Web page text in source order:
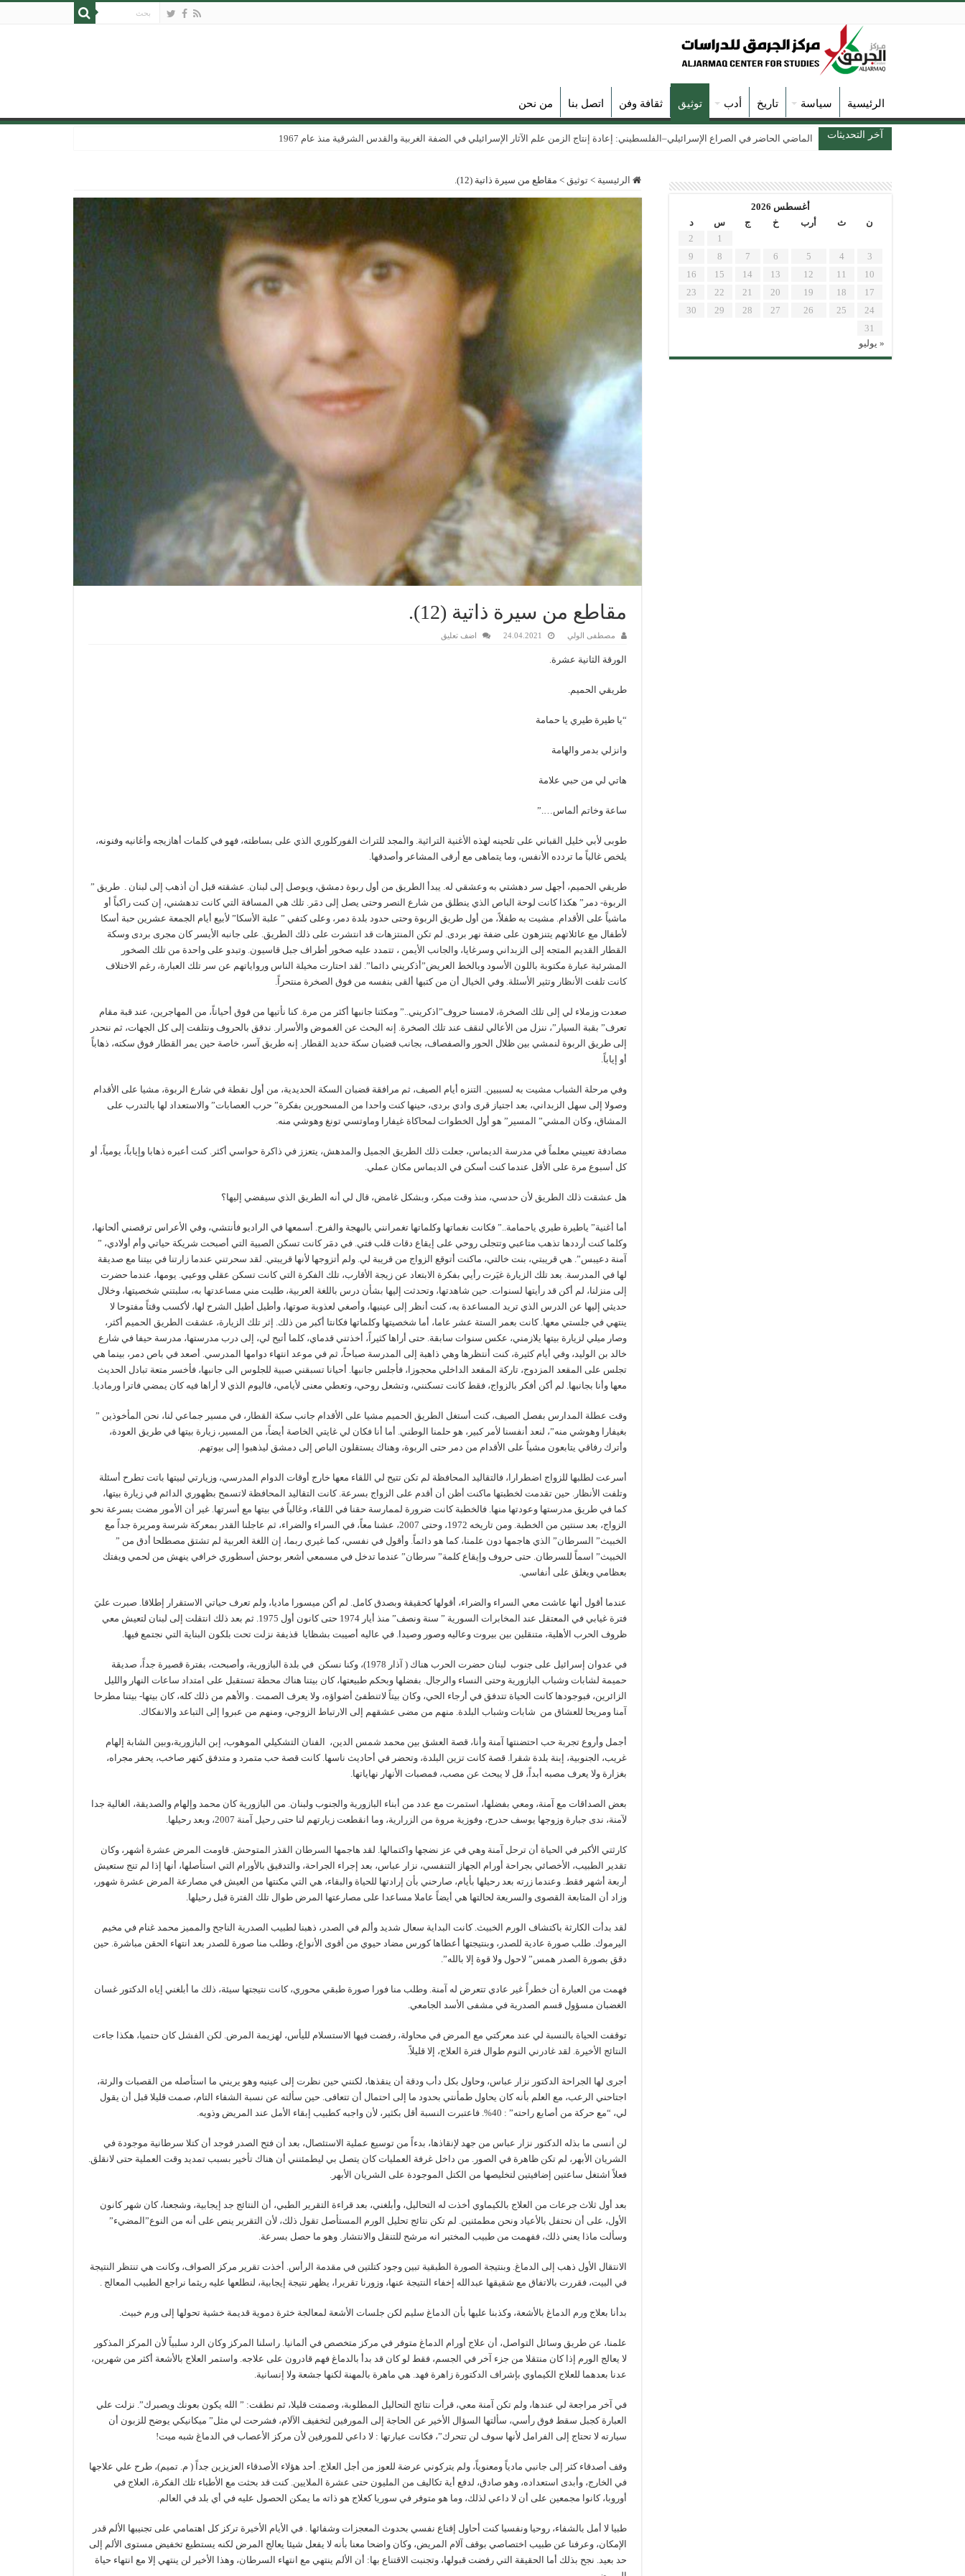
الرئيسية سياسة تاريخ أدب توثيق ثقافة وفن اتصل بنا من نحن
آخر التحديثات الماضي الحاضر في الصراع الإسرائيلي–الفلسطيني: إعادة إنتاج الزمن علم الآثار الإسرائيلي في الضفة الغربية والقدس الشرقية منذ عام 1967
الرئيسية > توثيق > مقاطع من سيرة ذاتية (12).
مقاطع من سيرة ذاتية (12).
مصطفى الولي 24.04.2021 اضف تعليق
الورقة الثانية عشرة.
طريقي الحميم.
“يا طيرة طيري يا حمامة
وانزلي بدمر والهامة
هاتي لي من حبي علامة
ساعة وخاتم ألماس….”
طوبى لأبي خليل القباني على تلحينه لهذه الأغنية التراثية. والمجد للتراث الفوركلوري الذي على بساطته، فهو في كلمات أهازيجه وأغانيه وفنونه،
يلخص غالباً ما تردده الأنفس، وما يتماهى مع أرقى المشاعر وأصدقها.
طريقي الحميم، أجهل سر دهشتي به وعشقي له. يبدأ الطريق من أول ربوة دمشق، ويوصل إلى لبنان. عشقته قبل أن أذهب إلى لبنان . طريق ”
الربوة- دمر” هكذا كانت لوحة الباص الذي ينطلق من شارع النصر وحتى يصل إلى دمَر. تلك هي المسافة التي كانت تدهشني، إن كنت راكباً أو
ماشياً على الأقدام. مشيت به طفلاً، من أول طريق الربوة وحتى حدود بلدة دمر، وعلى كتفي ” علبة الأسكا” لأبيع أيام الجمعة عشرين حبة أسكا
لأطفال مع عائلاتهم يتنزهون على ضفة نهر بردى. لم تكن المنتزهات قد انتشرت على ذلك الطريق. على جانبه الأيسر كان مجرى بردى وسكة
القطار القديم المتجه إلى الزبداني وسرغايا، والجانب الأيمن ، تتمدد عليه صخور أطراف جبل قاسيون. وتبدو على واحدة من تلك الصخور
المشرئبة عبارة مكتوبة باللون الأسود وبالخط العريض”أذكريني دائما”. لقد احتارت مخيلة الناس ورواياتهم عن سر تلك العبارة، رغم الاختلاف
كانت تلفت الأنظار وتثير الأسئلة. وفي الخيال أن من كتبها ألقى بنفسه من فوق الصخرة منتحراً.
صعدت وزملاء لي إلى تلك الصخرة، لامسنا حروف”اذكريني..” ومكثنا جانبها أكثر من مرة. كنا نأتيها من فوق أحياناً، من المهاجرين، عند قبة مقام
تعرف” بقبة السيار”، ننزل من الأعالي لنقف عند تلك الصخرة. إنه البحث عن الغموض والأسرار. ندقق بالحروف ونتلفت إلى كل الجهات، ثم ننحدر
إلى طريق الربوة لنمشي بين ظلال الحور والصفصاف، بجانب قضبان سكة حديد القطار. إنه طريق آسر، خاصة حين يمر القطار فوق سكته، ذهاباً
أو إياباً.
وفي مرحلة الشباب مشيت به لسببين. التنزه أيام الصيف، ثم مرافقة قضبان السكة الحديدية، من أول نقطة في شارع الربوة، مشيا على الأقدام
وصولا إلى سهل الزبداني، بعد اجتياز قرى وادي بردى، حينها كنت واحدا من المسحورين بفكرة” حرب العصابات” والاستعداد لها بالتدرب على
المشاق، وكان المشي” المسير” هو أول الخطوات لمحاكاة غيفارا وماوتسي تونغ وهوشي منه.
مصادفة تعييني معلماً في مدرسة الديماس، جعلت ذلك الطريق الجميل والمدهش، يتعزز في ذاكرة حواسي أكثر. كنت أعبره ذهابا وإياباً، يومياً، أو
كل أسبوع مرة على الأقل عندما كنت أسكن في الديماس مكان عملي.
هل عشقت ذلك الطريق لأن حدسي، منذ وقت مبكر، وبشكل غامض، قال لي أنه الطريق الذي سيفضي إليها؟
أما أغنية” ياطيرة طيري ياحمامة..” فكانت نغماتها وكلماتها تغمرانني بالبهجة والفرح. أسمعها في الراديو فأنتشي، وفي الأعراس ترقصني ألحانها،
وكلما كنت أرددها تذهب متاعبي وتتجلى روحي على إيقاع دقات قلب فتي. في دمَر كانت تسكن الصبية التي أصبحت شريكة حياتي وأم أولادي، ”
آمنة دعيبس”. هي قريبتي، بنت خالتي، ماكنت أتوقع الزواج من قريبة لي. ولم أتزوجها لأنها قريبتي. لقد سحرتني عندما زارتنا في بيتنا مع صديقة
لها في المدرسة. بعد تلك الزيارة غيَرت رأيي بفكرة الابتعاد عن زيجة الأقارب، تلك الفكرة التي كانت تسكن عقلي ووعيي. يومها، عندما حضرت
إلى منزلنا، لم أكن قد رأيتها لسنوات. حين شاهدتها، وتحدثت إليها بشأن درس باللغة العربية، طلبت مني مساعدتها به، سلبتني شخصيتها، وخلال
حديثي إليها عن الدرس الذي تريد المساعدة به، كنت أنظر إلى عينيها، وأصغي لعذوبة صوتها، وأطيل أطيل الشرح لها، لأكسب وقتاً مفتوحا لا
ينتهي في جلستي معها. كانت بعمر الستة عشر عاما، أما شخصيتها وكلماتها فكانتا أكبر من ذلك. إثر تلك الزيارة، عشقت الطريق الحميم أكثر،
وصار ميلي لزيارة بيتها يلازمني، عكس سنوات سابقة. حتى أراها كثيراً، أخذتني قدماي، كلما أتيح لي، إلى درب مدرستها، مدرسة حيفا في شارع
خالد بن الوليد، وفي أيام كثيرة، كنت أنتظرها وهي ذاهبة إلى المدرسة صباحاً، ثم في موعد انتهاء دوامها المدرسي. أصعد في باص دمر، بينما هي
تجلس على المقعد المزدوج، تاركة المقعد الداخلي محجوزا، فأجلس جانبها. أحيانا تسبقني صبية للجلوس الى جانبها، فأخسر متعة تبادل الحديث
معها وأنا بجانبها. لم أكن أفكر بالزواج، فقط كانت تسكنني، وتشعل روحي، وتعطي معنى لأيامي، فاليوم الذي لا أراها فيه كان يمضي فاترا ورماديا.
وقت عطلة المدارس بفصل الصيف، كنت أستغل الطريق الحميم مشيا على الأقدام جانب سكة القطار، في مسير جماعي لنا، نحن المأخوذين ”
بغيفارا وهوشي منه”، لنعد أنفسنا لأمر كبير، هو حلمنا الوطني. أما أنا فكان لي غايتي الخاصة أيضاً، من المسير، زيارة بيتها في طريق العودة،
وأترك رفاقي يتابعون مشياً على الأقدام من دمر حتى الربوة، وهناك يستقلون الباص إلى دمشق ليذهبوا إلى بيوتهم.
أسرعت لطلبها للزواج اضطرارا، فالتقاليد المحافظة لم تكن تتيح لي اللقاء معها خارج أوقات الدوام المدرسي، وزيارتي لبيتها باتت تطرح أسئلة
وتلفت الأنظار. حين تقدمت لخطبتها ماكنت أظن أن أقدم على الزواج بسرعة. كانت التقاليد المحافظة لاتسمح بظهوري الدائم في زيارة بيتها،
كما في طريق مدرستها وعودتها منها. فالخطبة كانت ضرورة لممارسة حقنا في اللقاء، وغالباً في بيتها مع أسرتها. غير أن الأمور مضت بسرعة نحو
الزواج، بعد سنتين من الخطبة. ومن تاريخه 1972، وحتى 2007، عشنا معاً، في السراء والضراء، ثم عاجلنا القدر بمعركة شرسة ومريرة جداً مع
الخبيث” السرطان” الذي هاجمها دون علمنا، كما هو دائماً. وأقول في نفسي، كما غيري ربما، إن اللغة العربية لم تشتق مصطلحا أدق من ”
الخبيث” اسماً للسرطان. حتى حروف وإيقاع كلمة” سرطان” عندما تدخل في مسمعي أشعر بوحش أسطوري خرافي ينهش من لحمي ويفتك
بعظامي ويغلق على أنفاسي.
عندما أقول أنها عاشت معي السراء والضراء، أقولها كحقيقة وبصدق كامل. لم أكن ميسورا ماديا، ولم تعرف حياتي الاستقرار إطلاقا. صبرت عليَ
فترة غيابي في المعتقل عند المخابرات السورية ” سنة ونصف” منذ أيار 1974 حتى كانون أول 1975. ثم بعد ذلك انتقلت إلى لبنان لتعيش معي
ظروف الحرب الأهلية، متنقلين بين بيروت وعاليه وصور وصيدا. في عاليه أصيبت بشظايا قذيفة نزلت تحت بلكون البناية التي نجتمع فيها.
في عدوان إسرائيل على جنوب لبنان حضرت الحرب هناك ( آذار 1978)، وكنا نسكن في بلدة البازورية، وأصبحت، بفترة قصيرة جداً، صديقة
حميمة لشابات وشباب البازورية وحتى النساء والرجال. بفضلها وبحكم طبيعتها، كان بيتنا هناك محطة تستقبل على امتداد ساعات النهار والليل
الزائرين، فبوجودها كانت الحياة تتدفق في أرجاء الحي، وكان بيتاً لاتنطفئ أضواؤه، ولا يعرف الصمت . والأهم من ذلك كله، كان بيتها- بيتنا مطرحا
آمنا ومريحا للعشاق من شابات وشباب البلدة. منهم من مضى عشقهم إلى الارتباط الزوجي، ومنهم من عبروا إلى التباعد والانفكاك.
أجمل وأروع تجربة حب احتضنتها آمنة وأنا، قصة العشق بين محمد شمس الدين، الفنان التشكيلي الموهوب، إبن البازورية،وبين الشابة إلهام
غريب، الجنوبية، إبنة بلدة شقرا. قصة كانت تزين البلدة، وتحضر في أحاديث ناسها. كانت قصة حب متمرد و متدفق كنهر صاخب، يحفر مجراه،
بغزارة ولا يعرف مصبه أبداً، قل لا يبحث عن مصب، فمصبات الأنهار نهاياتها.
بعض الصداقات مع آمنة، ومعي بفضلها، استمرت مع عدد من أبناء البازورية والجنوب ولبنان. من البازورية كان محمد وإلهام والصديقة، الغالية جدا
لآمنة، ندى جبارة وزوجها يوسف حدرج، وفوزية مروة من الزرارية، وما انقطعت زيارتهم لنا حتى رحيل آمنة 2007، وبعد رحيلها.
كارثتي الأكبر في الحياة أن ترحل آمنة وهي في عز نضجها واكتمالها. لقد هاجمها السرطان القذر المتوحش. قاومت المرض عشرة أشهر، وكان
تقدير الطبيب، الأخصائي بجراحة أورام الجهاز التنفسي، نزار عباس، بعد إجراء الجراحة، والتدقيق بالأورام التي استأصلها، أنها إذا لم تنج ستعيش
أربعة أشهر فقط. وعندما زرته بعد رحيلها بأيام، صارحني بأن إرادتها للحياة والبقاء، هي التي مكنتها من العيش في مصارعة المرض عشرة شهور،
وزاد أن المتابعة القصوى والسريعة لحالتها هي أيضاً عاملا مساعدا على مصارعتها المرض طوال تلك الفترة قبل رحيلها.
لقد بدأت الكارثة باكتشاف الورم الخبيث. كانت البداية سعال شديد وألم في الصدر، ذهبنا لطبيب الصدرية الناجح والمميز محمد غنام في مخيم
اليرموك. طلب صورة عادية للصدر، وبنتيجتها أعطاها كورس مضاد حيوي من أقوى الأنواع، وطلب منا صورة للصدر بعد انتهاء الحقن مباشرة. حين
دقق بصورة الصدر همس” لاحول ولا قوة إلا بالله”.
فهمت من العبارة أن خطراً غير عادي تتعرض له آمنة. وطلب منا فورا صورة طبقي محوري، كانت نتيجتها سيئة، ذلك ما أبلغني إياه الدكتور غسان
الغضبان مسؤول قسم الصدرية في مشفى الأسد الجامعي.
توقفت الحياة بالنسبة لي عند معركتي مع المرض في محاولة، رفضت فيها الاستسلام لليأس، لهزيمة المرض. لكن الفشل كان حتميا، هكذا جاءت
النتائج الأخيرة. لقد غادرني النوم طوال فترة العلاج، إلا قليلاً.
أجرى لها الجراحة الدكتور نزار عباس، وحاول بكل دأب ودقة أن ينقذها، لكنني حين نظرت إلى عينيه وهو يريني ما استأصله من القصبات والرئة،
اجتاحني الرعب، مع العلم بأنه كان يحاول طمأنتي بحدود ما إلى احتمال أن تتعافى. حين سألته عن نسبة الشفاء التام، صمت قليلا قبل أن يقول
لي، “مع حركة من أصابع راحته” : 40%. فاعتبرت النسبة أقل بكثير، لأن واجبه كطبيب إبقاء الأمل عند المريض وذويه.
لن أنسى ما بذله الدكتور نزار عباس من جهد لإنقاذها، بدءاً من توسيع عملية الاستئصال، بعد أن فتح الصدر فوجد أن كتلا سرطانية موجودة في
الشريان الأبهر، لم تكن ظاهرة في الصور. من داخل غرفة العمليات كان يتصل بي ليطمئنني أن هناك تأخير بسبب تمديد وقت العملية حتى لانقلق.
فعلاً اشتغل ساعتين إضافيتين لتخليصها من الكتل الموجودة على الشريان الأبهر.
بعد أول ثلاث جرعات من العلاج بالكيماوي أخذت له التحاليل، وأبلغني، بعد قراءة التقرير الطبي، أن النتائج جد إيجابية، وشجعنا، كان شهر كانون
الأول، على أن نحتفل بالأعياد ونحن مطمئنين. لم تكن نتائج تحليل الورم المستأصل تقول ذلك، لأن التقرير ينص على أنه من النوع”المضيء”
وسألت ماذا يعني ذلك، ففهمت من طبيب المختبر انه مرشح للتنقل والانتشار. وهو ما حصل بسرعة.
الانتقال الأول ذهب إلى الدماغ. وبنتيجة الصورة الطبقية تبين وجود كتلتين في مقدمة الرأس. أخذت تقرير مركز الصواف، وكانت هي تنتظر النتيجة
في البيت، فقررت بالاتفاق مع شقيقها عبدالله إخفاء النتيجة عنها، وزورنا تقريرا، يظهر نتيجة إيجابية، لنطلعها عليه ريثما نراجع الطبيب المعالج .
بدأنا بعلاج ورم الدماغ بالأشعة، وكذبنا عليها بأن الدماغ سليم لكن جلسات الأشعة لمعالجة خثرة دموية قديمة خشية تحولها إلى ورم خبيث.
علمنا، عن طريق وسائل التواصل، أن علاج أورام الدماغ متوفر في مركز متخصص في ألمانيا. راسلنا المركز وكان الرد سلبياً لأن المركز المذكور
لا يعالج الورم إذا كان منتقلا من جزء آخر في الجسم، فقط لو كان قد بدأ بالدماغ فهم قادرون على علاجه. واستمر العلاج بالأشعة أكثر من شهرين،
عدنا بعدهما للعلاج الكيماوي بإشراف الدكتورة زاهرة فهد. هي ماهرة بالمهنة لكنها جشعة ولا إنسانية.
في آخر مراجعة لي عندها، ولم تكن آمنة معي، قرأت نتائج التحاليل المطلوبة، وصمتت قليلا، ثم نطقت: ” الله يكون بعونك ويصبرك”. نزلت علي
العبارة كجبل سقط فوق رأسي، سألتها السؤال الأخير عن الحاجة إلى المورفين لتخفيف الآلام، فشرحت لي مثل” ميكانيكي يوضح للزبون أن
سيارته لا تحتاج إلى الفرامل لأنها سوف لن تتحرك”، فكانت عبارتها : لا داعي للمورفين لأن مركز الأعصاب في الدماغ شبه ميت!
وقف أصدقاء كثر إلى جانبي مادياً ومعنوياً، ولم يتركوني عرضة للعوز من أجل العلاج. أحد هؤلاء الأصدقاء العزيزين جداً ( م. تميم)، طرح علي علاجها
في الخارج، وأبدى استعداده، وهو صادق، لدفع أية تكاليف من المليون حتى عشرة الملايين. كنت قد بحثت مع الأطباء تلك الفكرة، العلاج في
أوروبا، كانوا مجمعين على أن لا داعي لذلك، وما هو متوفر في سوريا كعلاج هو ذاته ما يمكن الحصول عليه في أي بلد في العالم.
طبيا لا أمل بالشفاء، روحيا ونفسيا كنت أحاول إقناع نفسي بحدوث المعجزات وشفائها . في الأيام الأخيرة تركز كل اهتمامي على تجنيبها الألم قدر
الإمكان، وعرفنا عن طبيب اختصاصي بوقف آلام المريض، وكان واضحا معنا بأنه لا يفعل شيئا يعالج المرض لكنه يستطيع تخفيض مستوى الألم إلى
حد بعيد. نجح بذلك أما الحقيقة التي رفضت قبولها، وتجنبت الاقتناع بها: أن الألم ينتهي مع انتهاء السرطان، وهذا الأخير لن ينتهي إلا مع انتهاء حياة
أغسطس 2026
ن
ث أرب خ ج س
د
1
2
3
4
5
6
7
8
9
10
11
12
13
14
15
16
17
18
19
20
21
22
23
24
25
26
27
28
29
30
31
« يوليو